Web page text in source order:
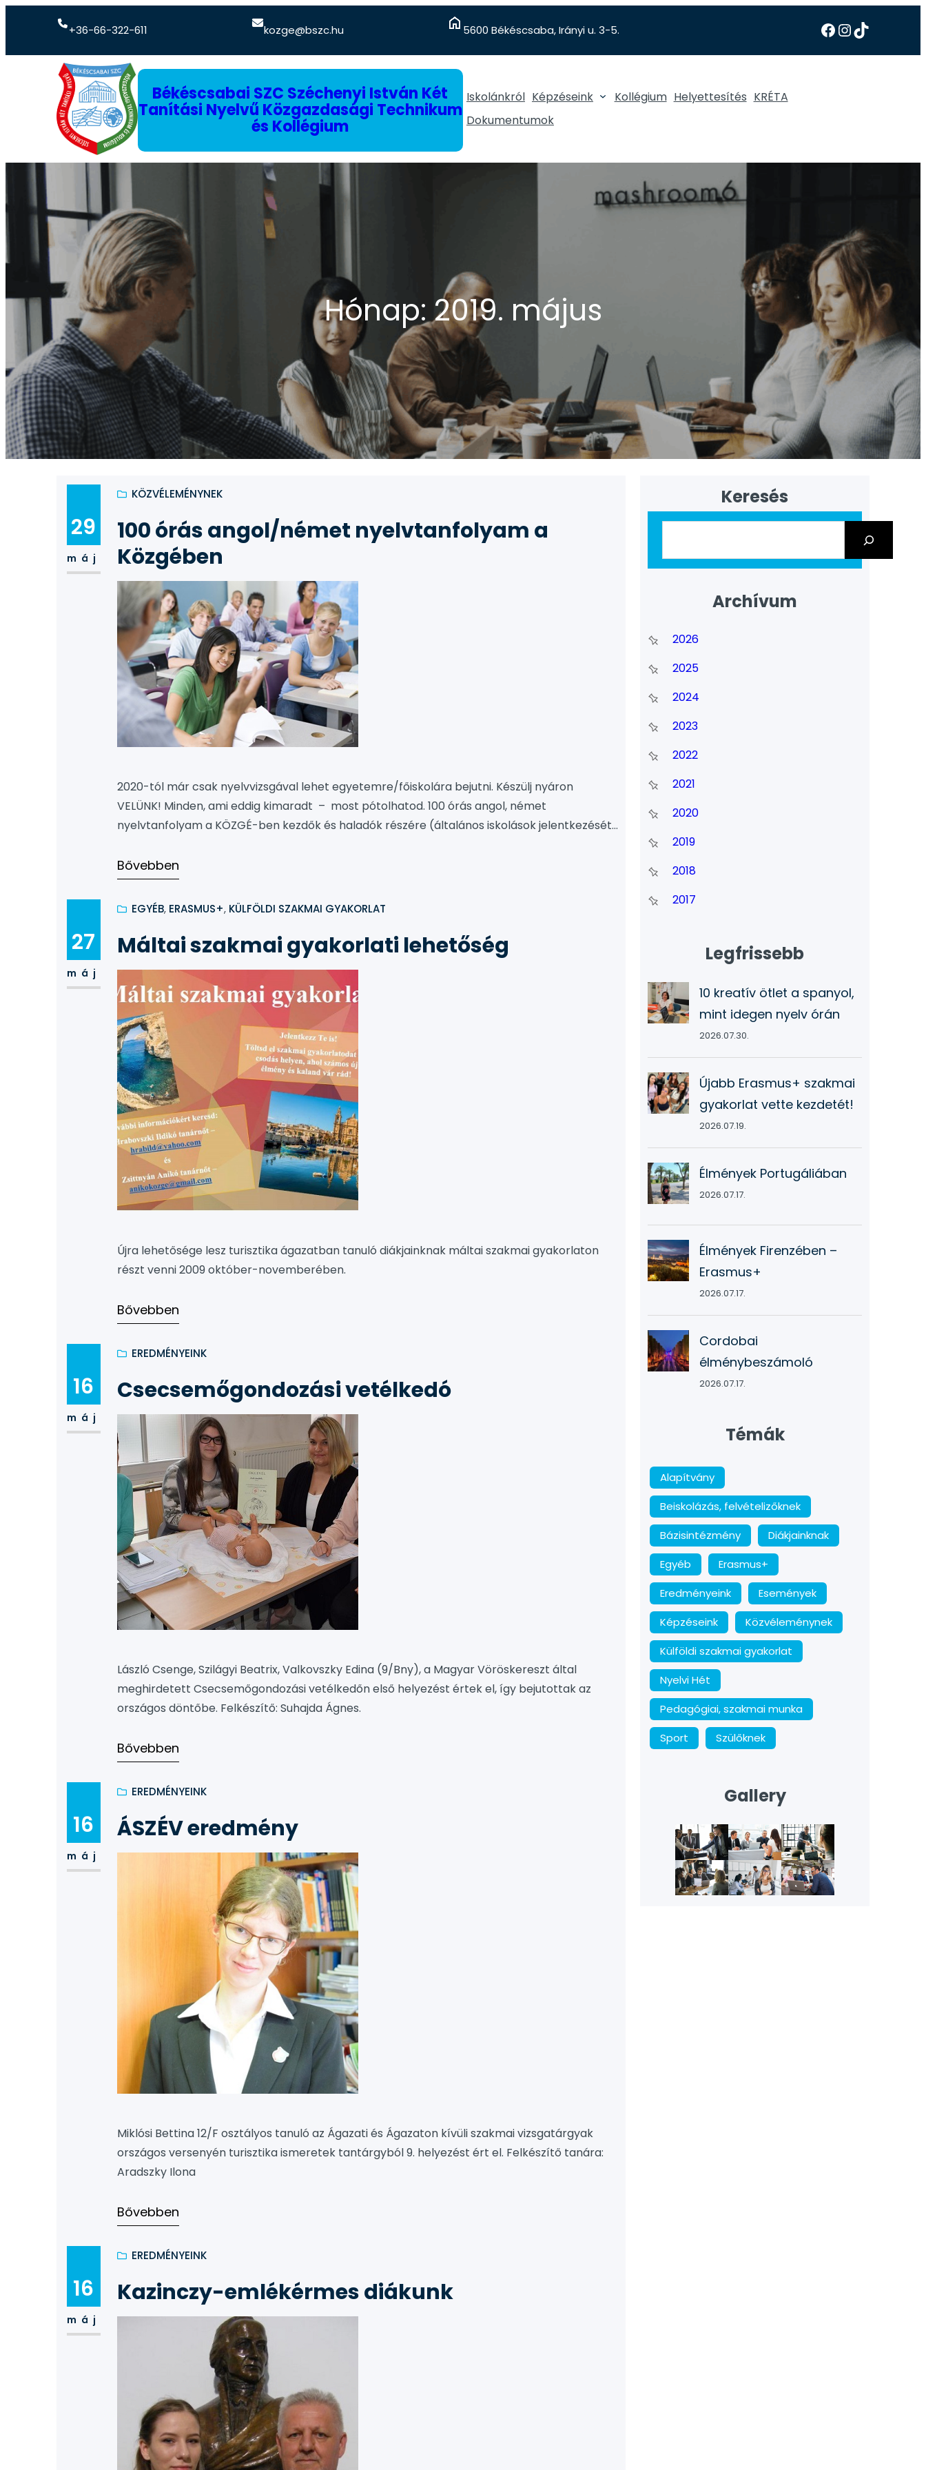
+36-66-322-611 kozge@bszc.hu 5600 Békéscsaba, Irányi u. 3-5.
Békéscsabai SZC Széchenyi István Két
Tanítási Nyelvű Közgazdasági Technikum
és Kollégium
Iskolánkról Képzéseink Kollégium Helyettesítés KRÉTA
Dokumentumok
Hónap:2019. május
29
máj
KÖZVÉLEMÉNYNEK
100 órás angol/német nyelvtanfolyam a
Közgében
2020-tól már csak nyelvvizsgával lehet egyetemre/főiskolára bejutni. Készülj nyáron
VELÜNK! Minden, ami eddig kimaradt – most pótolhatod. 100 órás angol, német
nyelvtanfolyam a KÖZGÉ-ben kezdők és haladók részére (általános iskolások jelentkezését
8:30-13:00 A tanfolyam díja: 83.500 Ft (tartalmazza a tananyag költségét) Jelentkezés,
érdeklődés:…
Bővebben
27
máj
EGYÉB, ERASMUS+, KÜLFÖLDI SZAKMAI GYAKORLAT
Máltai szakmai gyakorlati lehetőség
Újra lehetősége lesz turisztika ágazatban tanuló diákjainknak máltai szakmai gyakorlaton
részt venni 2009 október-novemberében.
Bővebben
16
máj
EREDMÉNYEINK
Csecsemőgondozási vetélkedó
László Csenge, Szilágyi Beatrix, Valkovszky Edina (9/Bny), a Magyar Vöröskereszt által
meghirdetett Csecsemőgondozási vetélkedőn első helyezést értek el, így bejutottak az
országos döntőbe. Felkészítő: Suhajda Ágnes.
Bővebben
16
máj
EREDMÉNYEINK
ÁSZÉV eredmény
Miklósi Bettina 12/F osztályos tanuló az Ágazati és Ágazaton kívüli szakmai vizsgatárgyak
országos versenyén turisztika ismeretek tantárgyból 9. helyezést ért el. Felkészítő tanára:
Aradszky Ilona
Bővebben
16
máj
EREDMÉNYEINK
Kazinczy-emlékérmes diákunk
Keresés
Archívum
2026
2025
2024
2023
2022
2021
2020
2019
2018
2017
Legfrissebb
10 kreatív ötlet a spanyol,
mint idegen nyelv órán
2026.07.30.
Újabb Erasmus+ szakmai
gyakorlat vette kezdetét!
2026.07.19.
Élmények Portugáliában
2026.07.17.
Élmények Firenzében –
Erasmus+
2026.07.17.
Cordobai
élménybeszámoló
2026.07.17.
Témák
Alapítvány
Beiskolázás, felvételizőknek
Bázisintézmény
Diákjainknak
Egyéb
Erasmus+
Eredményeink
Események
Képzéseink
Közvéleménynek
Külföldi szakmai gyakorlat
Nyelvi Hét
Pedagógiai, szakmai munka
Sport
Szülőknek
Gallery